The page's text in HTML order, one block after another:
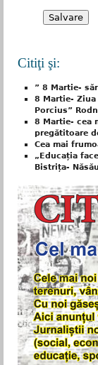
Citiţi şi:
” 8 Martie-
8 Martie-
Porcius”
8 Martie- cea
pregătitoare
Cea mai
„Educația
Bistrița-